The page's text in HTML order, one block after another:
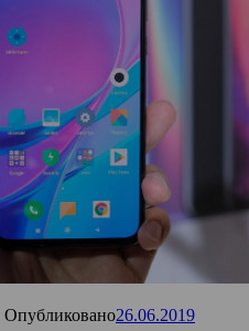
Опубликовано26.06.2019